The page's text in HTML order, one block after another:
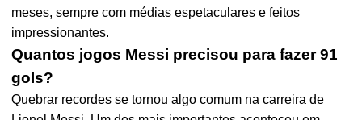
meses, sempre com médias espetaculares e feitos
impressionantes.
Quantos jogos Messi precisou para fazer 91
gols?
Quebrar recordes se tornou algo comum na carreira de